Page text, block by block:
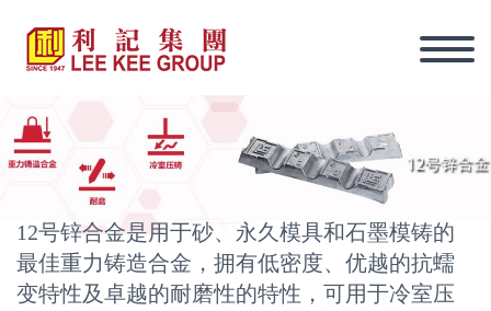
12号锌合金是用于砂、永久模具和石墨模铸的
最佳重力铸造合金，拥有低密度、优越的抗蠕
变特性及卓越的耐磨性的特性，可用于冷室压